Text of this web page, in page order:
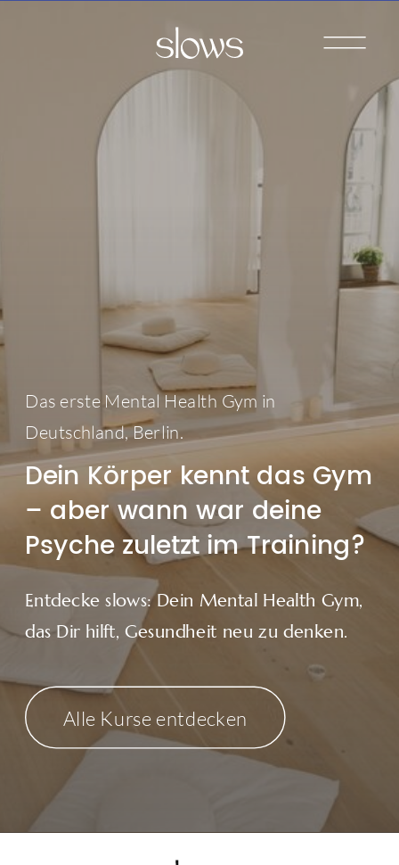
Das erste Mental Health Gym in
Deutschland, Berlin.
Dein Körper kennt das Gym
– aber wann war deine
Psyche zuletzt im Training?
Entdecke slows: Dein Mental Health Gym,
das Dir hilft, Gesundheit neu zu denken.
Alle Kurse entdecken